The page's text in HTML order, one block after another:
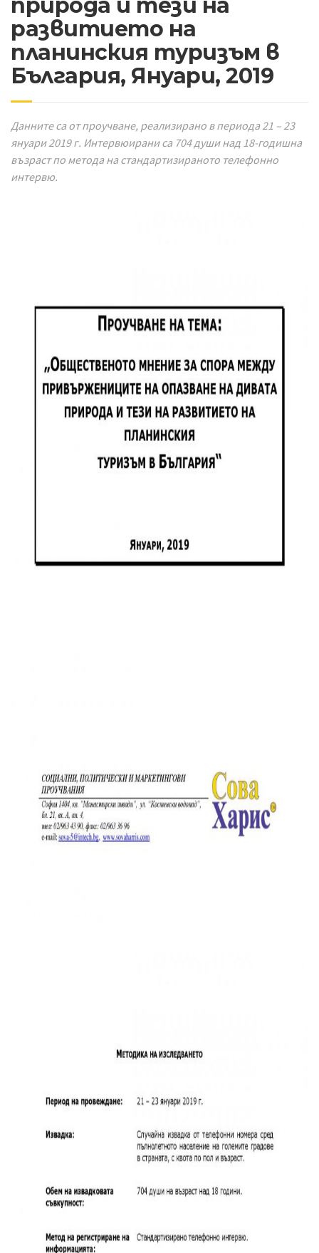
развитието на
планинския туризъм в
България, Януари, 2019
Данните са от проучване, реализирано в периода 21 – 23
януари 2019 г. Интервюирани са 704 души над 18-годишна
възраст по метода на стандартизираното телефонно
интервю.